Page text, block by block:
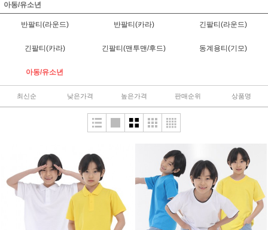
아동/유소년
반팔티(라운드) 반팔티(카라) 긴팔티(라운드)
긴팔티(카라) 긴팔티(맨투맨/후드) 동계용티(기모)
아동/유소년
최신순 낮은가격 높은가격 판매순위 상품명